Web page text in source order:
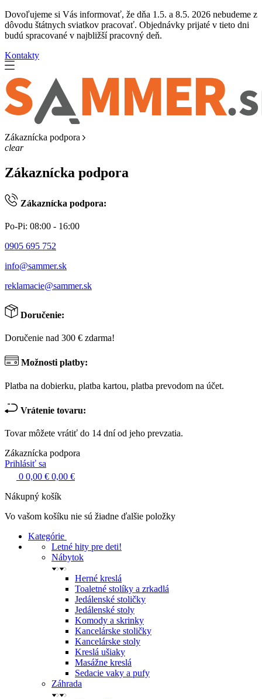
Dovoľujeme si Vás informovať, že dňa 1.5. a 8.5. 2026 nebudeme z
dôvodu štátnych sviatkov pracovať. Objednávky prijaté v tieto dni
budú spracované v najbližší pracovný deň.
Kontakty
Zákaznícka podpora
clear
Zákaznícka podpora
Zákaznícka podpora:
Po-Pi: 08:00 - 16:00
0905 695 752
info@sammer.sk
reklamacie@sammer.sk
Doručenie:
Doručenie nad 300 € zdarma!
Možnosti platby:
Platba na dobierku, platba kartou, platba prevodom na účet.
Vrátenie tovaru:
Tovar môžete vrátiť do 14 dní od jeho prevzatia.
Zákaznícka podpora
Prihlásiť sa
0 0,00 € 0,00 €
Nákupný košík
Vo vašom košíku nie sú žiadne ďalšie položky
Kategórie
Letné hity pre deti!
Nábytok
Herné kreslá
Toaletné stolíky a zrkadlá
Jedálenské stoličky
Jedálenské stoly
Komody a skrinky
Kancelárske stoličky
Kancelárske stoly
Kreslá ušiaky
Masážne kreslá
Sedacie vaky a pufy
Záhrada